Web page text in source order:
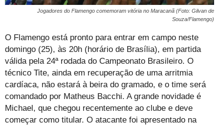
Jogadores do Flamengo comemoram vitória no Maracanã (Foto: Gilvan de
Souza/Flamengo)
O Flamengo está pronto para entrar em campo neste
domingo (25), às 20h (horário de Brasília), em partida
válida pela 24ª rodada do Campeonato Brasileiro. O
técnico Tite, ainda em recuperação de uma arritmia
cardíaca, não estará à beira do gramado, e o time será
comandado por Matheus Bacchi. A grande novidade é
Michael, que chegou recentemente ao clube e deve
começar como titular. O atacante foi apresentado na